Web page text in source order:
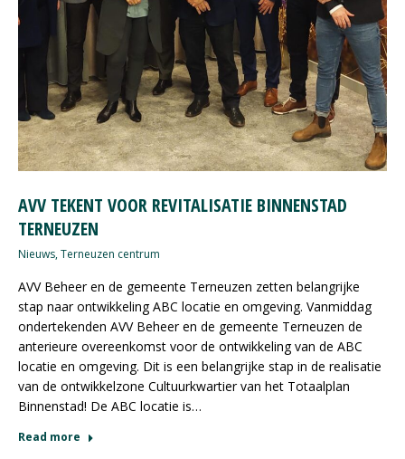
AVV TEKENT VOOR REVITALISATIE BINNENSTAD
TERNEUZEN
Nieuws,Terneuzen centrum
AVV Beheer en de gemeente Terneuzen zetten belangrijke
stap naar ontwikkeling ABC locatie en omgeving. Vanmiddag
ondertekenden AVV Beheer en de gemeente Terneuzen de
anterieure overeenkomst voor de ontwikkeling van de ABC
locatie en omgeving. Dit is een belangrijke stap in de realisatie
van de ontwikkelzone Cultuurkwartier van het Totaalplan
Binnenstad! De ABC locatie is…
Read more